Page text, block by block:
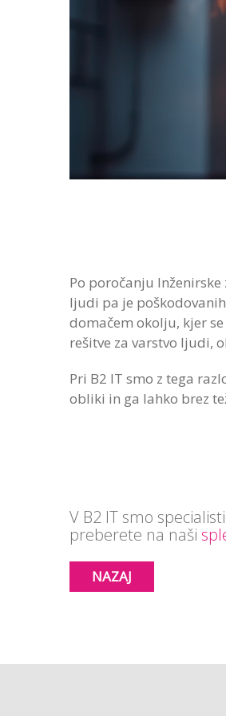
Po poročanju Inženirske
ljudi pa je
domačem okolju, kjer
rešitve za varstvo ljudi,
Pri B2 IT smo z tega
obliki in ga lahko brez
V B2 IT smo
preberete na naši
NAZAJ